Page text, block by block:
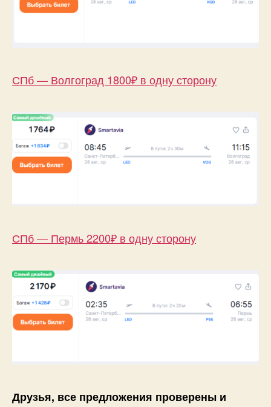
СПб — Волгоград 1800₽ в одну сторону
СПб — Пермь 2200₽ в одну сторону
Друзья, все предложения проверены и